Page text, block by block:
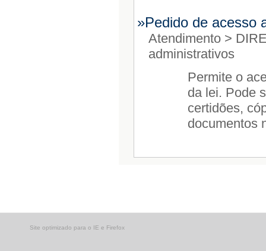
Site optimizado para o IE e Firefox